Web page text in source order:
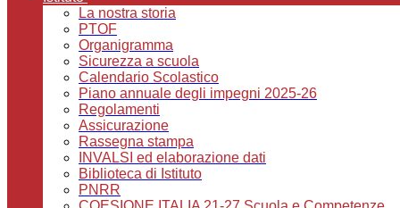
La nostra storia
PTOF
Organigramma
Sicurezza a scuola
Calendario Scolastico
Piano annuale degli impegni 2025-26
Regolamenti
Assicurazione
Rassegna stampa
INVALSI ed elaborazione dati
Biblioteca di Istituto
PNRR